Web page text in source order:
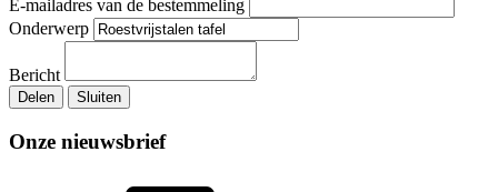
E-mailadres van de bestemmeling
Onderwerp
Bericht
Delen Sluiten
Onze nieuwsbrief